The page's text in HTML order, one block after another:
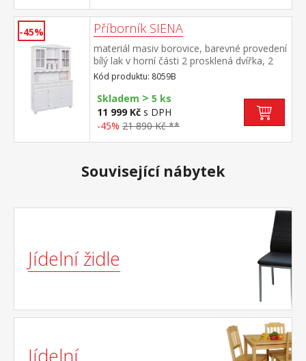
-45% Příborník SIENA
materiál masiv borovice, barevné provedení
bílý lak v horní části 2 prosklená dvířka, 2
police ve spodní části 3 plná dvířka, 3
zásuvky s kovovými pojezdy hloubka horní
části 32 cm sestava příborníku LIVIO
ID20900810 a nástavce LIVIO
8057B PAMINA, LOVI, ABACO, LIVIO,
Kód produktu: 8059B
Skladem > 5 ks
11 999 Kč s DPH
-45% 21 890 Kč **
Související nábytek
Jídelní židle
Jídelní